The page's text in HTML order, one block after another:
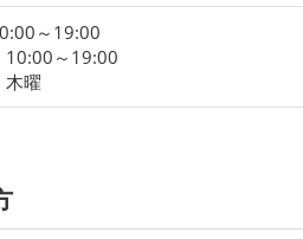
～19:00
10:00～19:00
木曜